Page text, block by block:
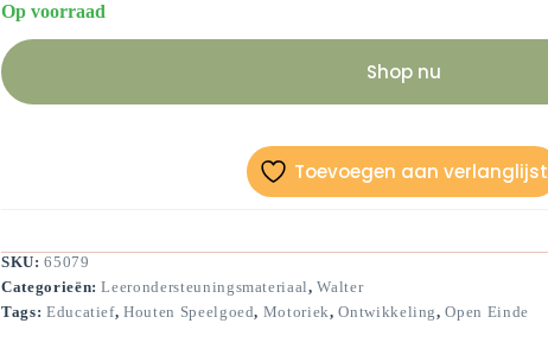
Op voorraad
Shop nu
Toevoegen aan verlanglijst
SKU:65079
Categorieën:Leerondersteuningsmateriaal,Walter
Tags: Educatief,Houten Speelgoed, Motoriek,Ontwikkeling,Open Einde